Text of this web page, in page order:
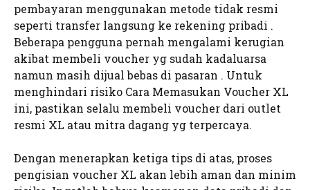
pembayaran menggunakan metode tidak resmi
seperti transfer langsung ke rekening pribadi .
Beberapa pengguna pernah mengalami kerugian
akibat membeli voucher yg sudah kadaluarsa
namun masih dijual bebas di pasaran . Untuk
menghindari risiko Cara Memasukan Voucher XL
ini, pastikan selalu membeli voucher dari outlet
resmi XL atau mitra dagang yg terpercaya.
Dengan menerapkan ketiga tips di atas, proses
pengisian voucher XL akan lebih aman dan minim